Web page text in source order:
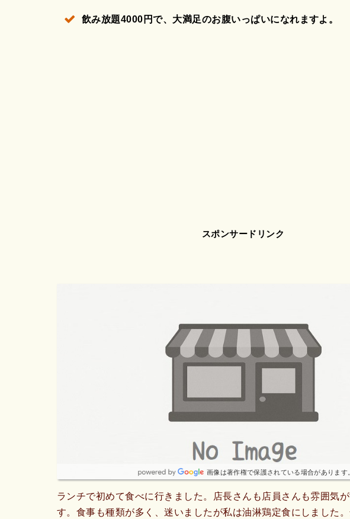
飲み放題4000円で、大満足のお腹いっぱいになれますよ。
スポンサードリンク
画像は著作権で保護されている場合があります
ランチで初めて食べに行きました。店長さんも店員さんも雰囲気
す。食事も種類が多く、迷いましたが私は油淋鶏定食にしました